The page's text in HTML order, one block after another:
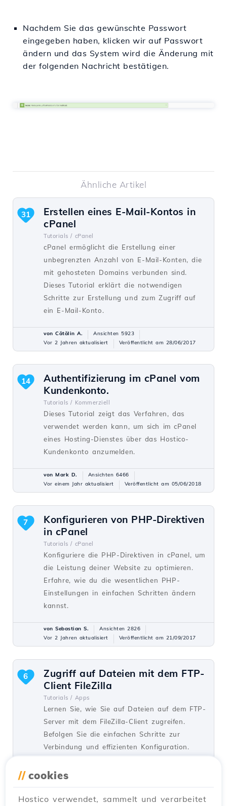
Nachdem Sie das gewünschte Passwort
eingegeben haben, klicken wir auf Passwort
ändern und das System wird die Änderung mit
der folgenden Nachricht bestätigen.
Ähnliche Artikel
Erstellen eines E-Mail-Kontos in
cPanel
Tutorials / cPanel
cPanel ermöglicht die Erstellung einer
unbegrenzten Anzahl von E-Mail-Konten, die
mit gehosteten Domains verbunden sind.
Dieses Tutorial erklärt die notwendigen
Schritte zur Erstellung und zum Zugriff auf
ein E-Mail-Konto.
31
von Cătălin A.
Ansichten 5923
Vor 2 Jahren aktualisiert
Veröffentlicht am 28/06/2017
Authentifizierung im cPanel vom
Kundenkonto.
Tutorials / Kommerziell
Dieses Tutorial zeigt das Verfahren, das
verwendet werden kann, um sich im cPanel
eines Hosting-Dienstes über das Hostico-
Kundenkonto anzumelden.
14
von Mark D.
Ansichten 6466
Vor einem Jahr aktualisiert
Veröffentlicht am 05/06/2018
Konfigurieren von PHP-Direktiven
in cPanel
Tutorials / cPanel
Konfiguriere die PHP-Direktiven in cPanel, um
die Leistung deiner Website zu optimieren.
Erfahre, wie du die wesentlichen PHP-
Einstellungen in einfachen Schritten ändern
kannst.
7
von Sebastian S.
Ansichten 2826
Vor 2 Jahren aktualisiert
Veröffentlicht am 21/09/2017
Zugriff auf Dateien mit dem FTP-
Client FileZilla
Tutorials / Apps
Lernen Sie, wie Sie auf Dateien auf dem FTP-
Server mit dem FileZilla-Client zugreifen.
Befolgen Sie die einfachen Schritte zur
Verbindung und effizienten Konfiguration.
6
Vor 2 Jahren aktualisiert
// cookies
Hostico verwendet, sammelt und verarbeitet